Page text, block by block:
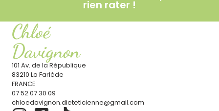
rien rater !
Chloé
Davignon
101 Av. de la République
83210 La Farlède
FRANCE
07 52 07 30 09
chloedavignon.dieteticienne@gmail.com